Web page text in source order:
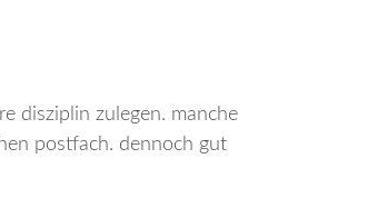
disziplin zulegen. manche
postfach. dennoch gut